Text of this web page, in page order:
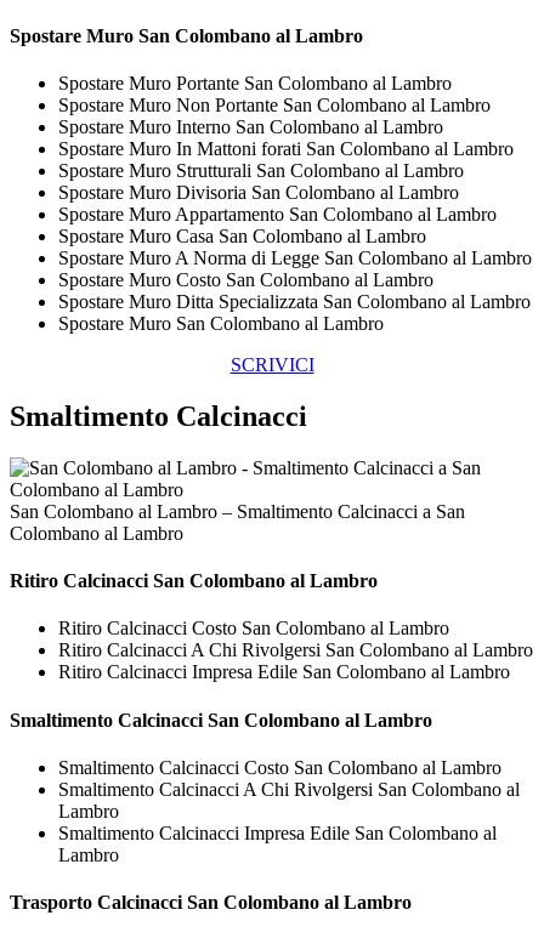
Spostare Muro San Colombano al Lambro
Spostare Muro Portante San Colombano al Lambro
Spostare Muro Non Portante San Colombano al Lambro
Spostare Muro Interno San Colombano al Lambro
Spostare Muro In Mattoni forati San Colombano al Lambro
Spostare Muro Strutturali San Colombano al Lambro
Spostare Muro Divisoria San Colombano al Lambro
Spostare Muro Appartamento San Colombano al Lambro
Spostare Muro Casa San Colombano al Lambro
Spostare Muro A Norma di Legge San Colombano al Lambro
Spostare Muro Costo San Colombano al Lambro
Spostare Muro Ditta Specializzata San Colombano al Lambro
Spostare Muro San Colombano al Lambro
SCRIVICI
Smaltimento Calcinacci
San Colombano al Lambro – Smaltimento Calcinacci a San
Colombano al Lambro
Ritiro Calcinacci San Colombano al Lambro
Ritiro Calcinacci Costo San Colombano al Lambro
Ritiro Calcinacci A Chi Rivolgersi San Colombano al Lambro
Ritiro Calcinacci Impresa Edile San Colombano al Lambro
Smaltimento Calcinacci San Colombano al Lambro
Smaltimento Calcinacci Costo San Colombano al Lambro
Smaltimento Calcinacci A Chi Rivolgersi San Colombano al
Lambro
Smaltimento Calcinacci Impresa Edile San Colombano al
Lambro
Trasporto Calcinacci San Colombano al Lambro